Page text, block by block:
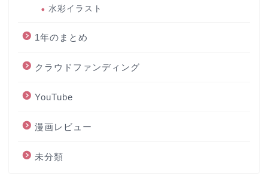
水彩イラスト
1年のまとめ
クラウドファンディング
YouTube
漫画レビュー
未分類